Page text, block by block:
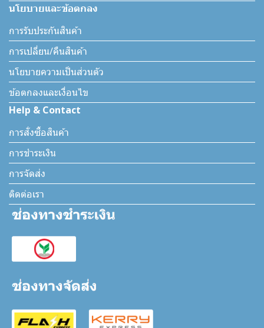
นโยบายและข้อตกลง
การรับประกันสินค้า
การเปลี่ยน/คืนสินค้า
นโยบายความเป็นส่วนตัว
ข้อตกลงและเงื่อนไข
Help & Contact
การสั่งซื้อสินค้า
การชำระเงิน
การจัดส่ง
ติดต่อเรา